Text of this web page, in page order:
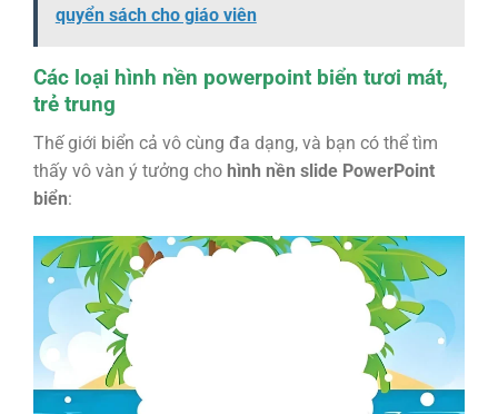
quyển sách cho giáo viên
Các loại hình nền powerpoint biển tươi mát,
trẻ trung
Thế giới biển cả vô cùng đa dạng, và bạn có thể tìm
thấy vô vàn ý tưởng cho hình nền slide PowerPoint
biển: